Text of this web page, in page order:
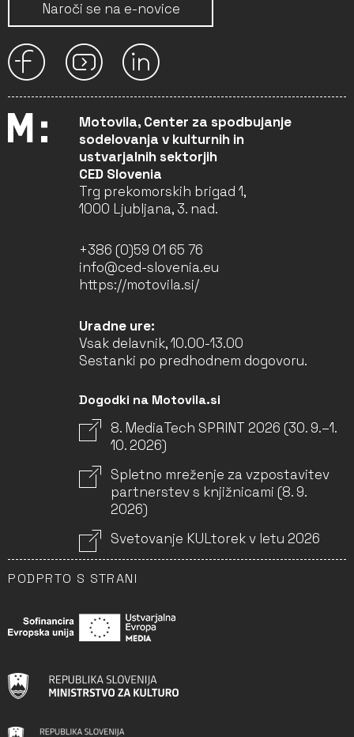
Naroči se na e-novice
Motovila, Center za spodbujanje
sodelovanja v kulturnih in
ustvarjalnih sektorjih
CED Slovenia
Trg prekomorskih brigad 1,
1000 Ljubljana, 3. nad.
+386 (0)59 01 65 76
info@ced-slovenia.eu
https://motovila.si/
Uradne ure:
Vsak delavnik, 10.00-13.00
Sestanki po predhodnem dogovoru.
Dogodki na Motovila.si
8. MediaTech SPRINT 2026 (30. 9.–1.
10. 2026)
Spletno mreženje za vzpostavitev
partnerstev s knjižnicami (8. 9.
2026)
Svetovanje KULtorek v letu 2026
PODPRTO S STRANI